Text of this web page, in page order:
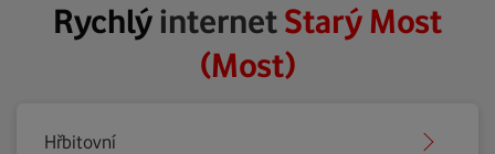
RychlýinternetStarý Most
(Most)
Hřbitovní